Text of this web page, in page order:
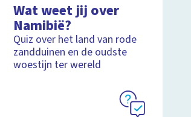
Wat weet jij over
Namibië?
Quiz over het land van rode
zandduinen en de oudste
woestijn ter wereld